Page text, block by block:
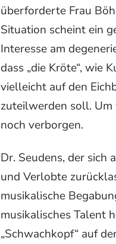
überforderte Frau
Situation scheint ein
Interesse am
dass „die Kröte“, wie
vielleicht auf den
zuteilwerden soll. Um
noch verborgen.
Dr. Seudens, der sich
und Verlobte
musikalische
musikalisches Talent
„Schwachkopf“ auf